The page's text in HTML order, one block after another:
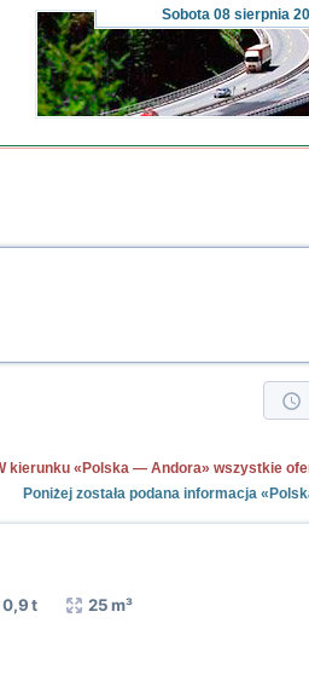
Sobota08 sierpnia
kierunku «Polska — Andora» wszystkie
Poniżej została podana informacja
0,9 t 25 m³